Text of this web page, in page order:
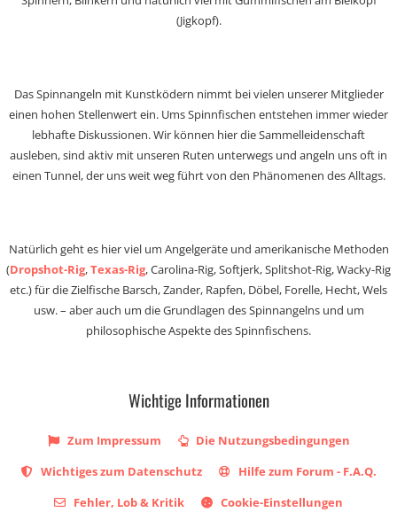
(Jigkopf).
Das Spinnangeln mit Kunstködern nimmt bei vielen unserer Mitglieder
einen hohen Stellenwert ein. Ums Spinnfischen entstehen immer wieder
lebhafte Diskussionen. Wir können hier die Sammelleidenschaft
ausleben, sind aktiv mit unseren Ruten unterwegs und angeln uns oft in
einen Tunnel, der uns weit weg führt von den Phänomenen des Alltags.
Natürlich geht es hier viel um Angelgeräte und amerikanische Methoden
(Dropshot-Rig,Texas-Rig, Carolina-Rig, Softjerk, Splitshot-Rig, Wacky-Rig
etc.) für die Zielfische Barsch, Zander, Rapfen, Döbel, Forelle, Hecht, Wels
usw. – aber auch um die Grundlagen des Spinnangelns und um
philosophische Aspekte des Spinnfischens.
Wichtige Informationen
Zum Impressum
Die Nutzungsbedingungen
Wichtiges zum Datenschutz
Hilfe zum Forum - F.A.Q.
Fehler, Lob & Kritik
Cookie-Einstellungen